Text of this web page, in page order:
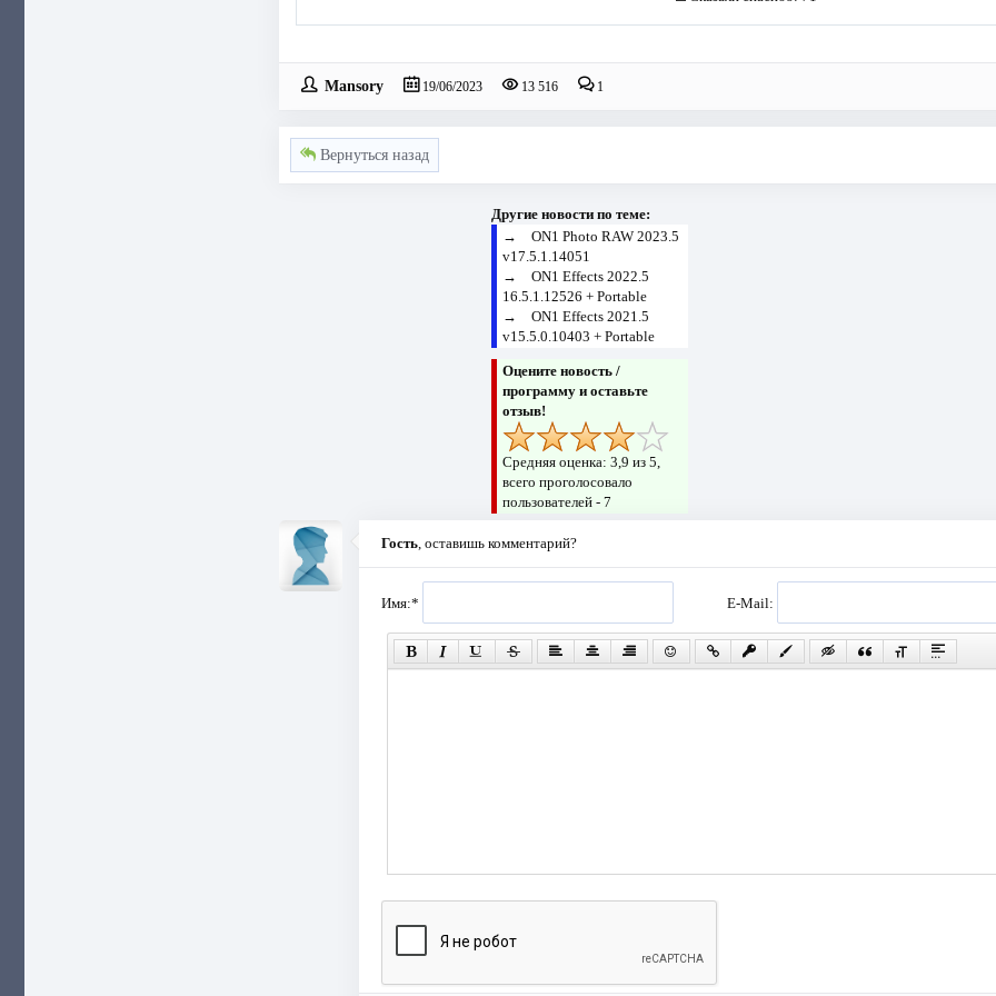
Mansory 19/06/2023 13 516 1
Вернуться назад
Другие новости по теме:
→ ON1 Photo RAW 2023.5
v17.5.1.14051
→ ON1 Effects 2022.5
16.5.1.12526 + Portable
→ ON1 Effects 2021.5
v15.5.0.10403 + Portable
Оцените новость /
программу и оставьте
отзыв!
Средняя оценка: 3,9 из 5,
всего проголосовало
пользователей - 7
Гость, оставишь комментарий?
Имя:* E-Mail: